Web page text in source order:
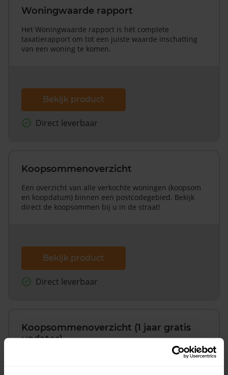
Woningwaarde rapport
Het Woningwaarde rapport is hét complete
taxatierapport om tot een juiste waarde inschatting
van een woning te komen.
Bekijk product
Direct leverbaar
Koopsommenoverzicht
Een overzicht van alle verkochte woningen (koopsom
en koopdatum) binnen een postcodegebied. Bekijk
direct de koopsommen bij u in de straat!
Bekijk product
Direct leverbaar
Koopsommenoverzicht (1 jaar gratis
updates)